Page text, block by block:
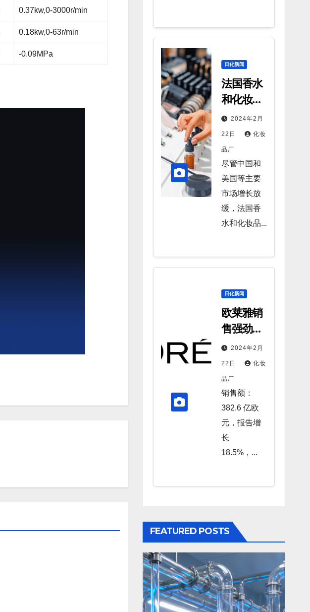
0.37kw,0-3000r/min
0.18kw,0-63r/min
-0.09MPa
日化新闻
法国香水
和化妆品
出口持续
猛增
2024年2月
22日 化妆
品厂
尽管中国和
美国等主要
市场增长放
缓，法国香
水和化妆品...
日化新闻
欧莱雅销
售强劲增
长， 所有
部门和所
有区域又
一年表现
出色
2024年2月
22日 化妆
品厂
销售额：
382.6 亿欧
元，报告增
长
18.5%，...
FEATURED POSTS